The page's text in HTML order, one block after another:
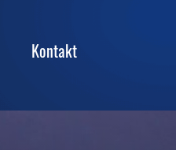
Kontakt